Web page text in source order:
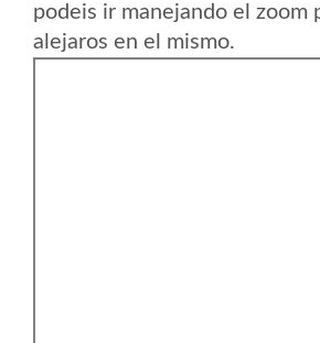
podeis ir manejando el zoom
alejaros en el mismo.